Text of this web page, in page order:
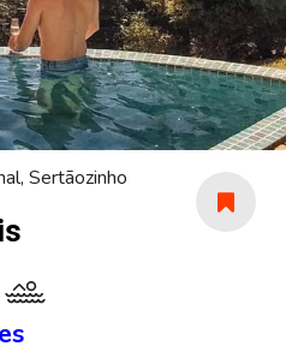
Sertãozinho